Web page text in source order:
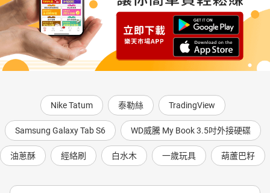
Nike Tatum 泰勒絲 TradingView
Samsung Galaxy Tab S6 WD威騰 My Book 3.5吋外接硬碟
油蔥酥 經絡刷 白水木 一歲玩具 葫蘆巴籽